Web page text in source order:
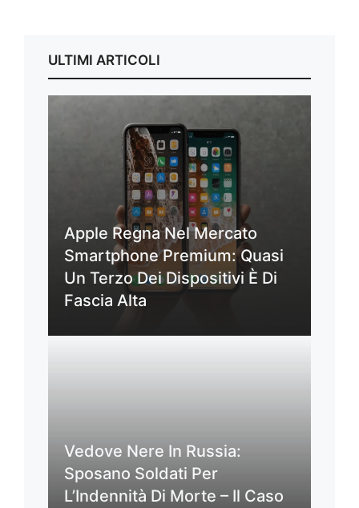
ULTIMI ARTICOLI
Apple Regna Nel Mercato
Smartphone Premium: Quasi
Un Terzo Dei Dispositivi È Di
Fascia Alta
Vedove Nere In Russia:
Sposano Soldati Per
L’Indennità Di Morte – Il Caso